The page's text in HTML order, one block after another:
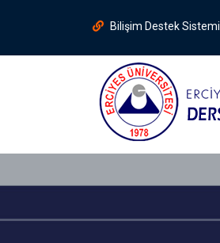
Bilişim Destek Sistemi